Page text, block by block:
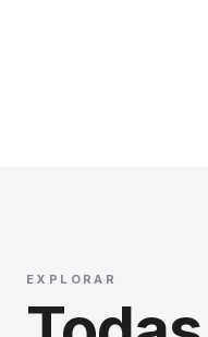
EXPLORAR